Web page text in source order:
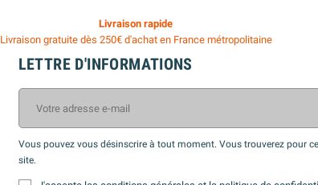
Livraison rapide
Livraison gratuite dès 250€ d'achat en France métropolitaine
LETTRE D'INFORMATIONS
Vous pouvez vous désinscrire à tout moment. Vous trouverez pour
site.